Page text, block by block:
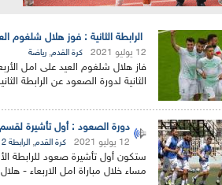
الرابطة الثانية : فوز هلال شلغوم
12 يوليو 2021 كرة القدم, رياضة
الثانية لدورة الصعود عن الرابطة
دورة الصعود : أول تأشيرة لقسم
12 يوليو 2021 كرة القدم, الرابطة 2
ستكون أول تأشيرة صعود للرابطة
مساء خلال مباراة امل الاربعاء -